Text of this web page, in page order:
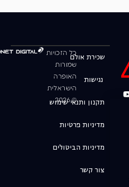
כל הזכויות
שמורות
האופרה
הישראלית
© 2026
שכירת אולם
נגישות
תקנון ותנאי שימוש
מדיניות פרטיות
מדיניות הביטולים
צור קשר